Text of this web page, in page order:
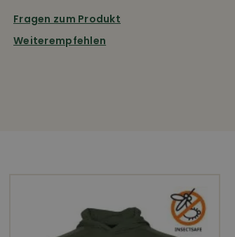
Fragen zum Produkt
Weiterempfehlen